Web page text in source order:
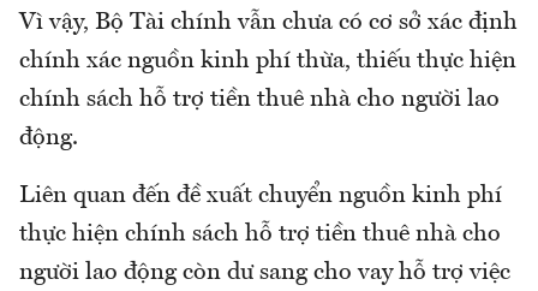
Vì vậy, Bộ Tài chính vẫn chưa có cơ sở xác định
chính xác nguồn kinh phí thừa, thiếu thực hiện
chính sách hỗ trợ tiền thuê nhà cho người lao
động.
Liên quan đến đề xuất chuyển nguồn kinh phí
thực hiện chính sách hỗ trợ tiền thuê nhà cho
người lao động còn dư sang cho vay hỗ trợ việc